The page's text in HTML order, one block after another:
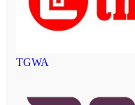
TGWA